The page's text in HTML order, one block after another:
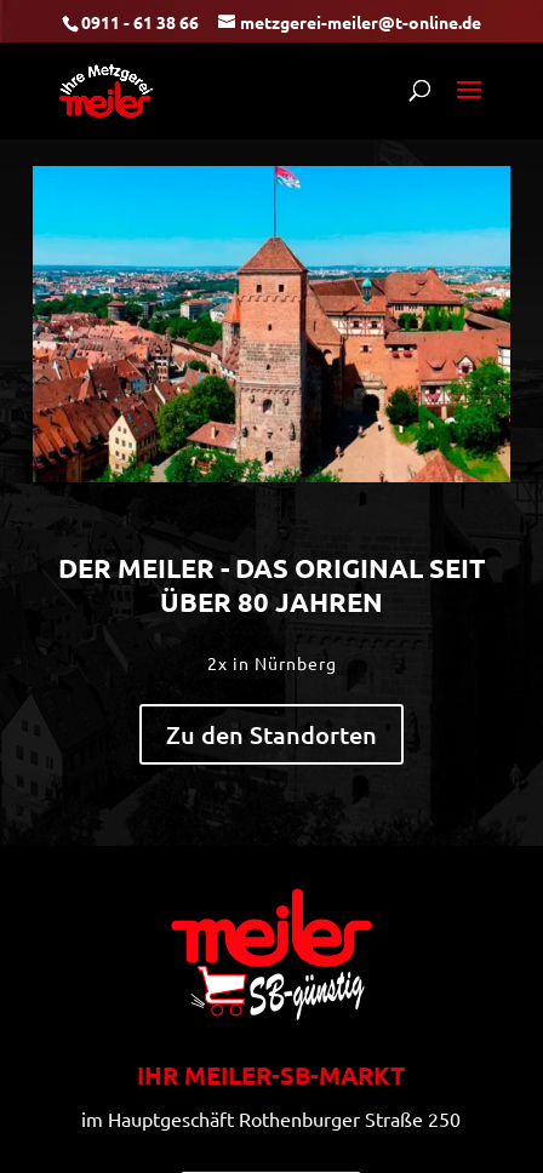
0911 - 61 38 66 metzgerei-meiler@t-online.de
DER MEILER - DAS ORIGINAL SEIT
ÜBER 80 JAHREN
2x in Nürnberg
Zu den Standorten
IHR MEILER-SB-MARKT
im Hauptgeschäft Rothenburger Straße 250